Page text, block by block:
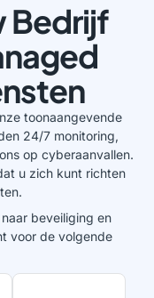
Bedrijf
toonaangevende
24/7 monitoring,
op cyberaanvallen.
u zich kunt richten
beveiliging en
voor de volgende